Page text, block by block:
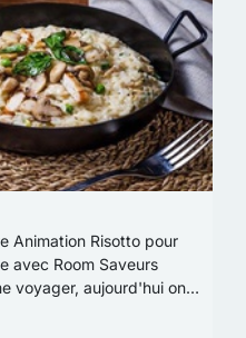
Animation Risotto pour
avec Room Saveurs
voyager, aujourd'hui on